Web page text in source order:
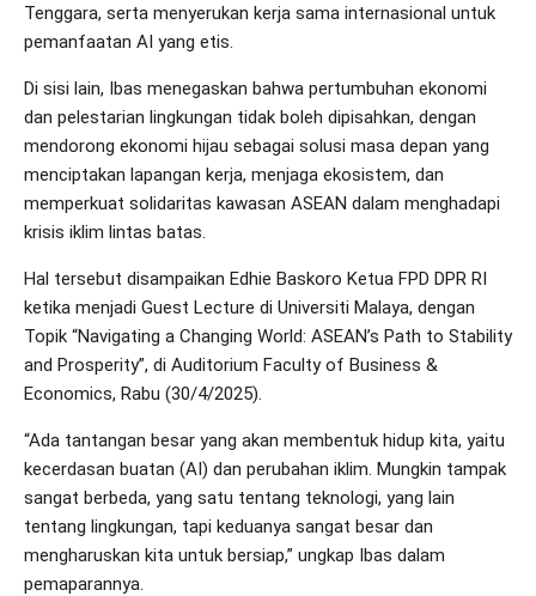
Tenggara, serta menyerukan kerja sama internasional untuk
pemanfaatan AI yang etis.
Di sisi lain, Ibas menegaskan bahwa pertumbuhan ekonomi
dan pelestarian lingkungan tidak boleh dipisahkan, dengan
mendorong ekonomi hijau sebagai solusi masa depan yang
menciptakan lapangan kerja, menjaga ekosistem, dan
memperkuat solidaritas kawasan ASEAN dalam menghadapi
krisis iklim lintas batas.
Hal tersebut disampaikan Edhie Baskoro Ketua FPD DPR RI
ketika menjadi Guest Lecture di Universiti Malaya, dengan
Topik “Navigating a Changing World: ASEAN’s Path to Stability
and Prosperity”, di Auditorium Faculty of Business &
Economics, Rabu (30/4/2025).
“Ada tantangan besar yang akan membentuk hidup kita, yaitu
kecerdasan buatan (AI) dan perubahan iklim. Mungkin tampak
sangat berbeda, yang satu tentang teknologi, yang lain
tentang lingkungan, tapi keduanya sangat besar dan
mengharuskan kita untuk bersiap,” ungkap Ibas dalam
pemaparannya.